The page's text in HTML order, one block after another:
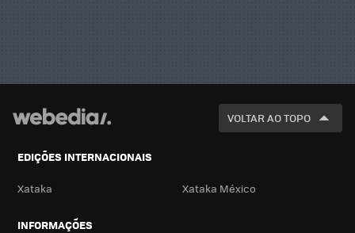
VOLTAR AO TOPO
EDIÇÕES INTERNACIONAIS
Xataka Xataka México
INFORMAÇÕES